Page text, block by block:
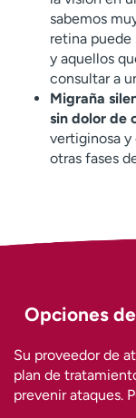
sabemos
retina puede
y aquellos
consultar a
Migraña
sin dolor de
vertiginosa y
otras fases
Opciones
Su proveedor de
plan de
prevenir ataques.